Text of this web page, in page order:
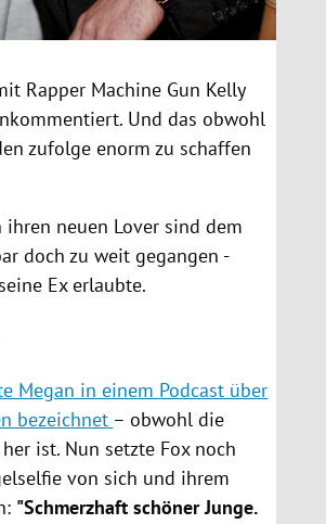
Rapper Machine Gun Kelly
Und das obwohl
zufolge enorm zu schaffen
neuen Lover sind dem
doch zu weit gegangen -
Ex erlaubte.
Megan in einem Podcast über
bezeichnet – obwohl die
ist. Nun setzte Fox noch
von sich und ihrem
"Schmerzhaft schöner Junge.